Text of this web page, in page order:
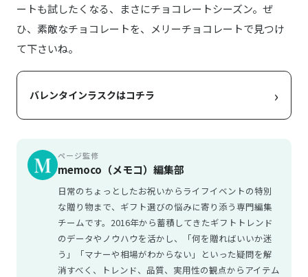
ートも試したくなる、まさにチョコレートシーズン。ぜ
ひ、素敵なチョコレートを、メリーチョコレートで見つけ
て下さいね。
バレンタインラスクはコチラ ›
ページ監修
memoco（メモコ）編集部
日常のちょっとしたお祝いからライフイベントの特別
な贈り物まで、ギフト選びの悩みに寄り添う専門編集
チームです。2016年から蓄積してきたギフトトレンド
のデータやノウハウを活かし、「何を贈ればいいか迷
う」「マナーや相場がわからない」といった疑問を解
消すべく、トレンド、品質、実用性の観点からアイテム